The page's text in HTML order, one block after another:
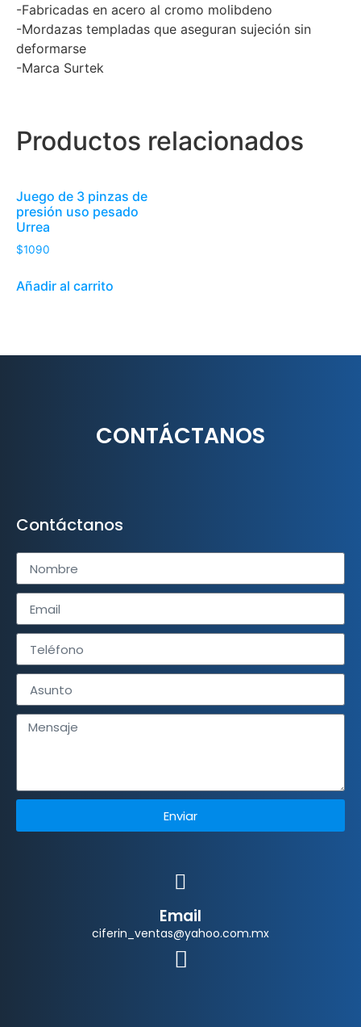
-Fabricadas en acero al cromo molibdeno
-Mordazas templadas que aseguran sujeción sin
deformarse
-Marca Surtek
Productos relacionados
Juego de 3 pinzas de
presión uso pesado
Urrea
$1090
Añadir al carrito
CONTÁCTANOS
Contáctanos
Enviar
Email
ciferin_ventas@yahoo.com.mx